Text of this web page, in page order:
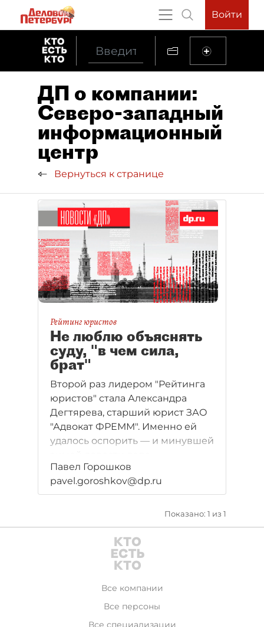
Войти
ДП о компании:
Северо-западный
информационный
центр
Вернуться к странице
Рейтинг юристов
Не люблю объяснять
суду, "в чем сила,
брат"
Второй раз лидером "Рейтинга
юристов" стала Александра
Дегтярева, старший юрист ЗАО
"Адвокат ФРЕММ". Именно ей
удалось оспорить — и минувшей
до логического завершения
в Верховном суде РФ —
Архитектурный регламент
Павел Горошков
pavel.goroshkov@dp.ru
Показано: 1 из 1
Все компании
Все персоны
Все специализации